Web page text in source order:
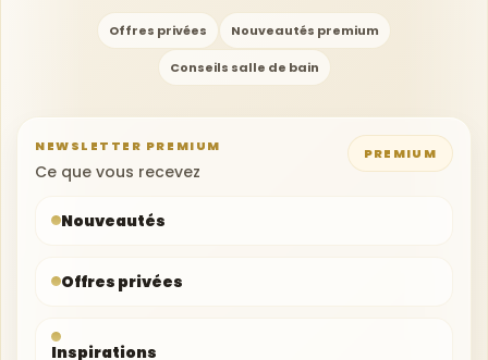
Votre adresse e-mail
Offres privées Nouveautés premium
Conseils salle de bain
NEWSLETTER PREMIUM
Ce que vous recevez
PREMIUM
Nouveautés
Offres privées
Inspirations